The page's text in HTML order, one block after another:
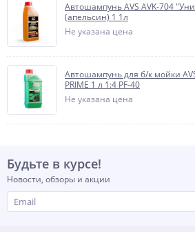
Автошампунь AVS AVK-704
(апельсин) 1 1л
Не указана цена
Автошампунь для б/к мойки
PRIME 1 л 1:4 PF-40
Не указана цена
Будьте в курсе!
Новости, обзоры и акции